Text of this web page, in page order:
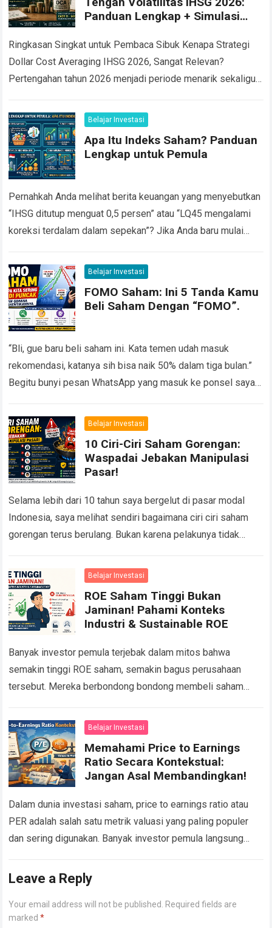
Panduan Lengkap + Simulasi
Ringkasan Singkat untuk Pembaca Sibuk Kenapa Strategi
Dollar Cost Averaging IHSG 2026, Sangat Relevan?
Pertengahan tahun 2026 menjadi periode menarik sekaligus
2026,…Read more
Belajar Investasi
Apa Itu Indeks Saham? Panduan
Lengkap untuk Pemula
Pernahkah Anda melihat berita keuangan yang menyebutkan
“IHSG ditutup menguat 0,5 persen” atau “LQ45 mengalami
koreksi terdalam dalam sepekan”? Jika Anda baru mulai
Belajar Investasi
FOMO Saham: Ini 5 Tanda Kamu
Beli Saham Dengan “FOMO”.
“Bli, gue baru beli saham ini. Kata temen udah masuk
rekomendasi, katanya sih bisa naik 50% dalam tiga bulan.”
Begitu bunyi pesan WhatsApp yang masuk ke ponsel saya
Belajar Investasi
10 Ciri-Ciri Saham Gorengan:
Waspadai Jebakan Manipulasi
Pasar!
Selama lebih dari 10 tahun saya bergelut di pasar modal
Indonesia, saya melihat sendiri bagaimana ciri ciri saham
gorengan terus berulang. Bukan karena pelakunya tidak
Belajar Investasi
ROE Saham Tinggi Bukan
Jaminan! Pahami Konteks
Industri & Sustainable ROE
Banyak investor pemula terjebak dalam mitos bahwa
semakin tinggi ROE saham, semakin bagus perusahaan
tersebut. Mereka berbondong bondong membeli saham
Read more
Belajar Investasi
Memahami Price to Earnings
Ratio Secara Kontekstual:
Jangan Asal Membandingkan!
Dalam dunia investasi saham, price to earnings ratio atau
PER adalah salah satu metrik valuasi yang paling populer
dan sering digunakan. Banyak investor pemula langsung
Leave a Reply
Your email address will not be published. Required fields are
marked*